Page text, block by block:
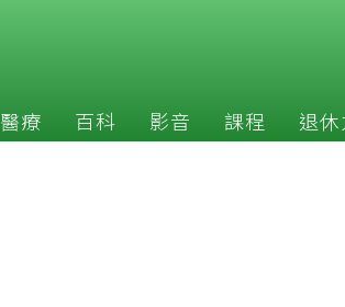
醫療 百科 影音 課程 退休